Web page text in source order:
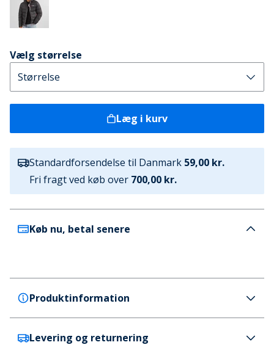
Vælg størrelse
Læg i kurv
Standardforsendelse til Danmark 59,00 kr.
Fri fragt ved køb over 700,00 kr.
Køb nu, betal senere
Produktinformation
Avant Garde
Levering og returnering